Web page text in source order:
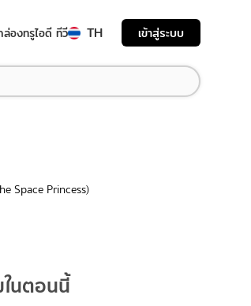
ล่องทรูไอดี ทีวี TH เข้าสู่ระบบ
Space Princess)
นตอนนี้